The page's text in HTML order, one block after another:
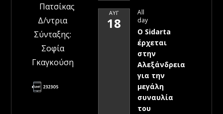
Πατσίκας
Δ/ντρια
Σύνταξης:
Σοφία
Γκαγκούση
ΑΥΓ
18
All
day
Ο Sidarta
έρχεται
στην
Αλεξάνδρεια
για την
μεγάλη
συναυλία
του